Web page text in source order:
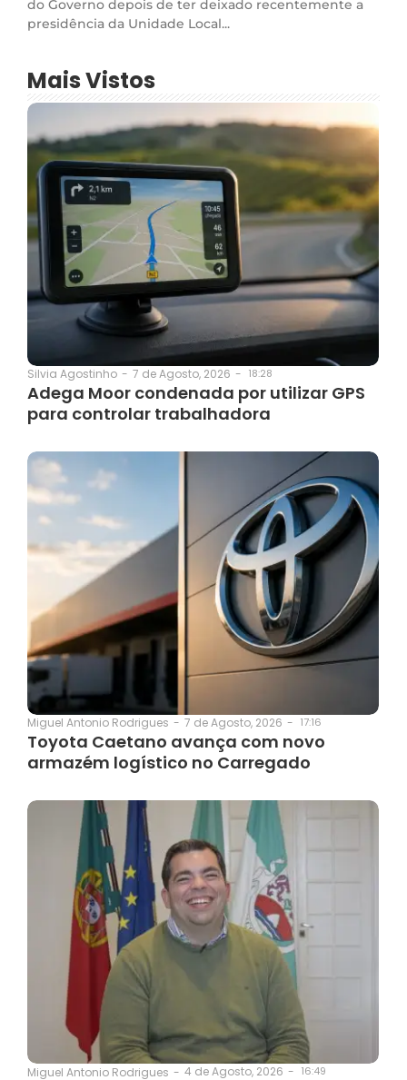
do Governo depois de ter deixado recentemente a
presidência da Unidade Local...
Mais Vistos
Silvia Agostinho - 7 de Agosto, 2026 - 18:28
Adega Moor condenada por utilizar GPS
para controlar trabalhadora
Miguel Antonio Rodrigues - 7 de Agosto, 2026 - 17:16
Toyota Caetano avança com novo
armazém logístico no Carregado
Miguel Antonio Rodrigues - 4 de Agosto, 2026 - 16:49